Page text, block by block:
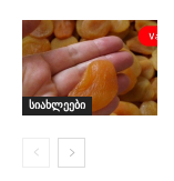
სიახლეები